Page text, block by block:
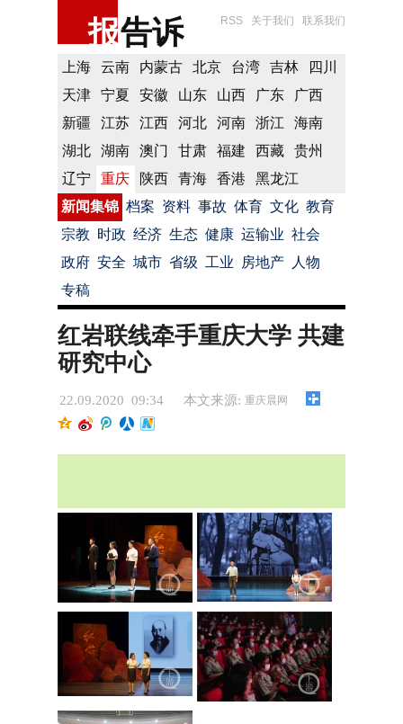
报告诉 RSS 关于我们 联系我们
上海 云南 内蒙古 北京 台湾 吉林
四川
天津
宁夏 安徽 山东 山西 广东
广西
新疆
江苏 江西 河北 河南 浙江
海南
湖北
湖南 澳门 甘肃 福建 西藏
贵州
辽宁
重庆 陕西 青海 香港
黑龙江
新闻集锦 档案 资料 事故 体育 文化 教育
宗教 时政 经济 生态 健康 运输业 社会
政府 安全 城市 省级 工业 房地产
人物
专稿
红岩联线牵手重庆大学 共建
研究中心
22.09.2020 09:34 本文来源: 重庆晨网